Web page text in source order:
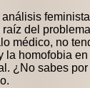
del
médico, no
la homofobia
¿No sabes